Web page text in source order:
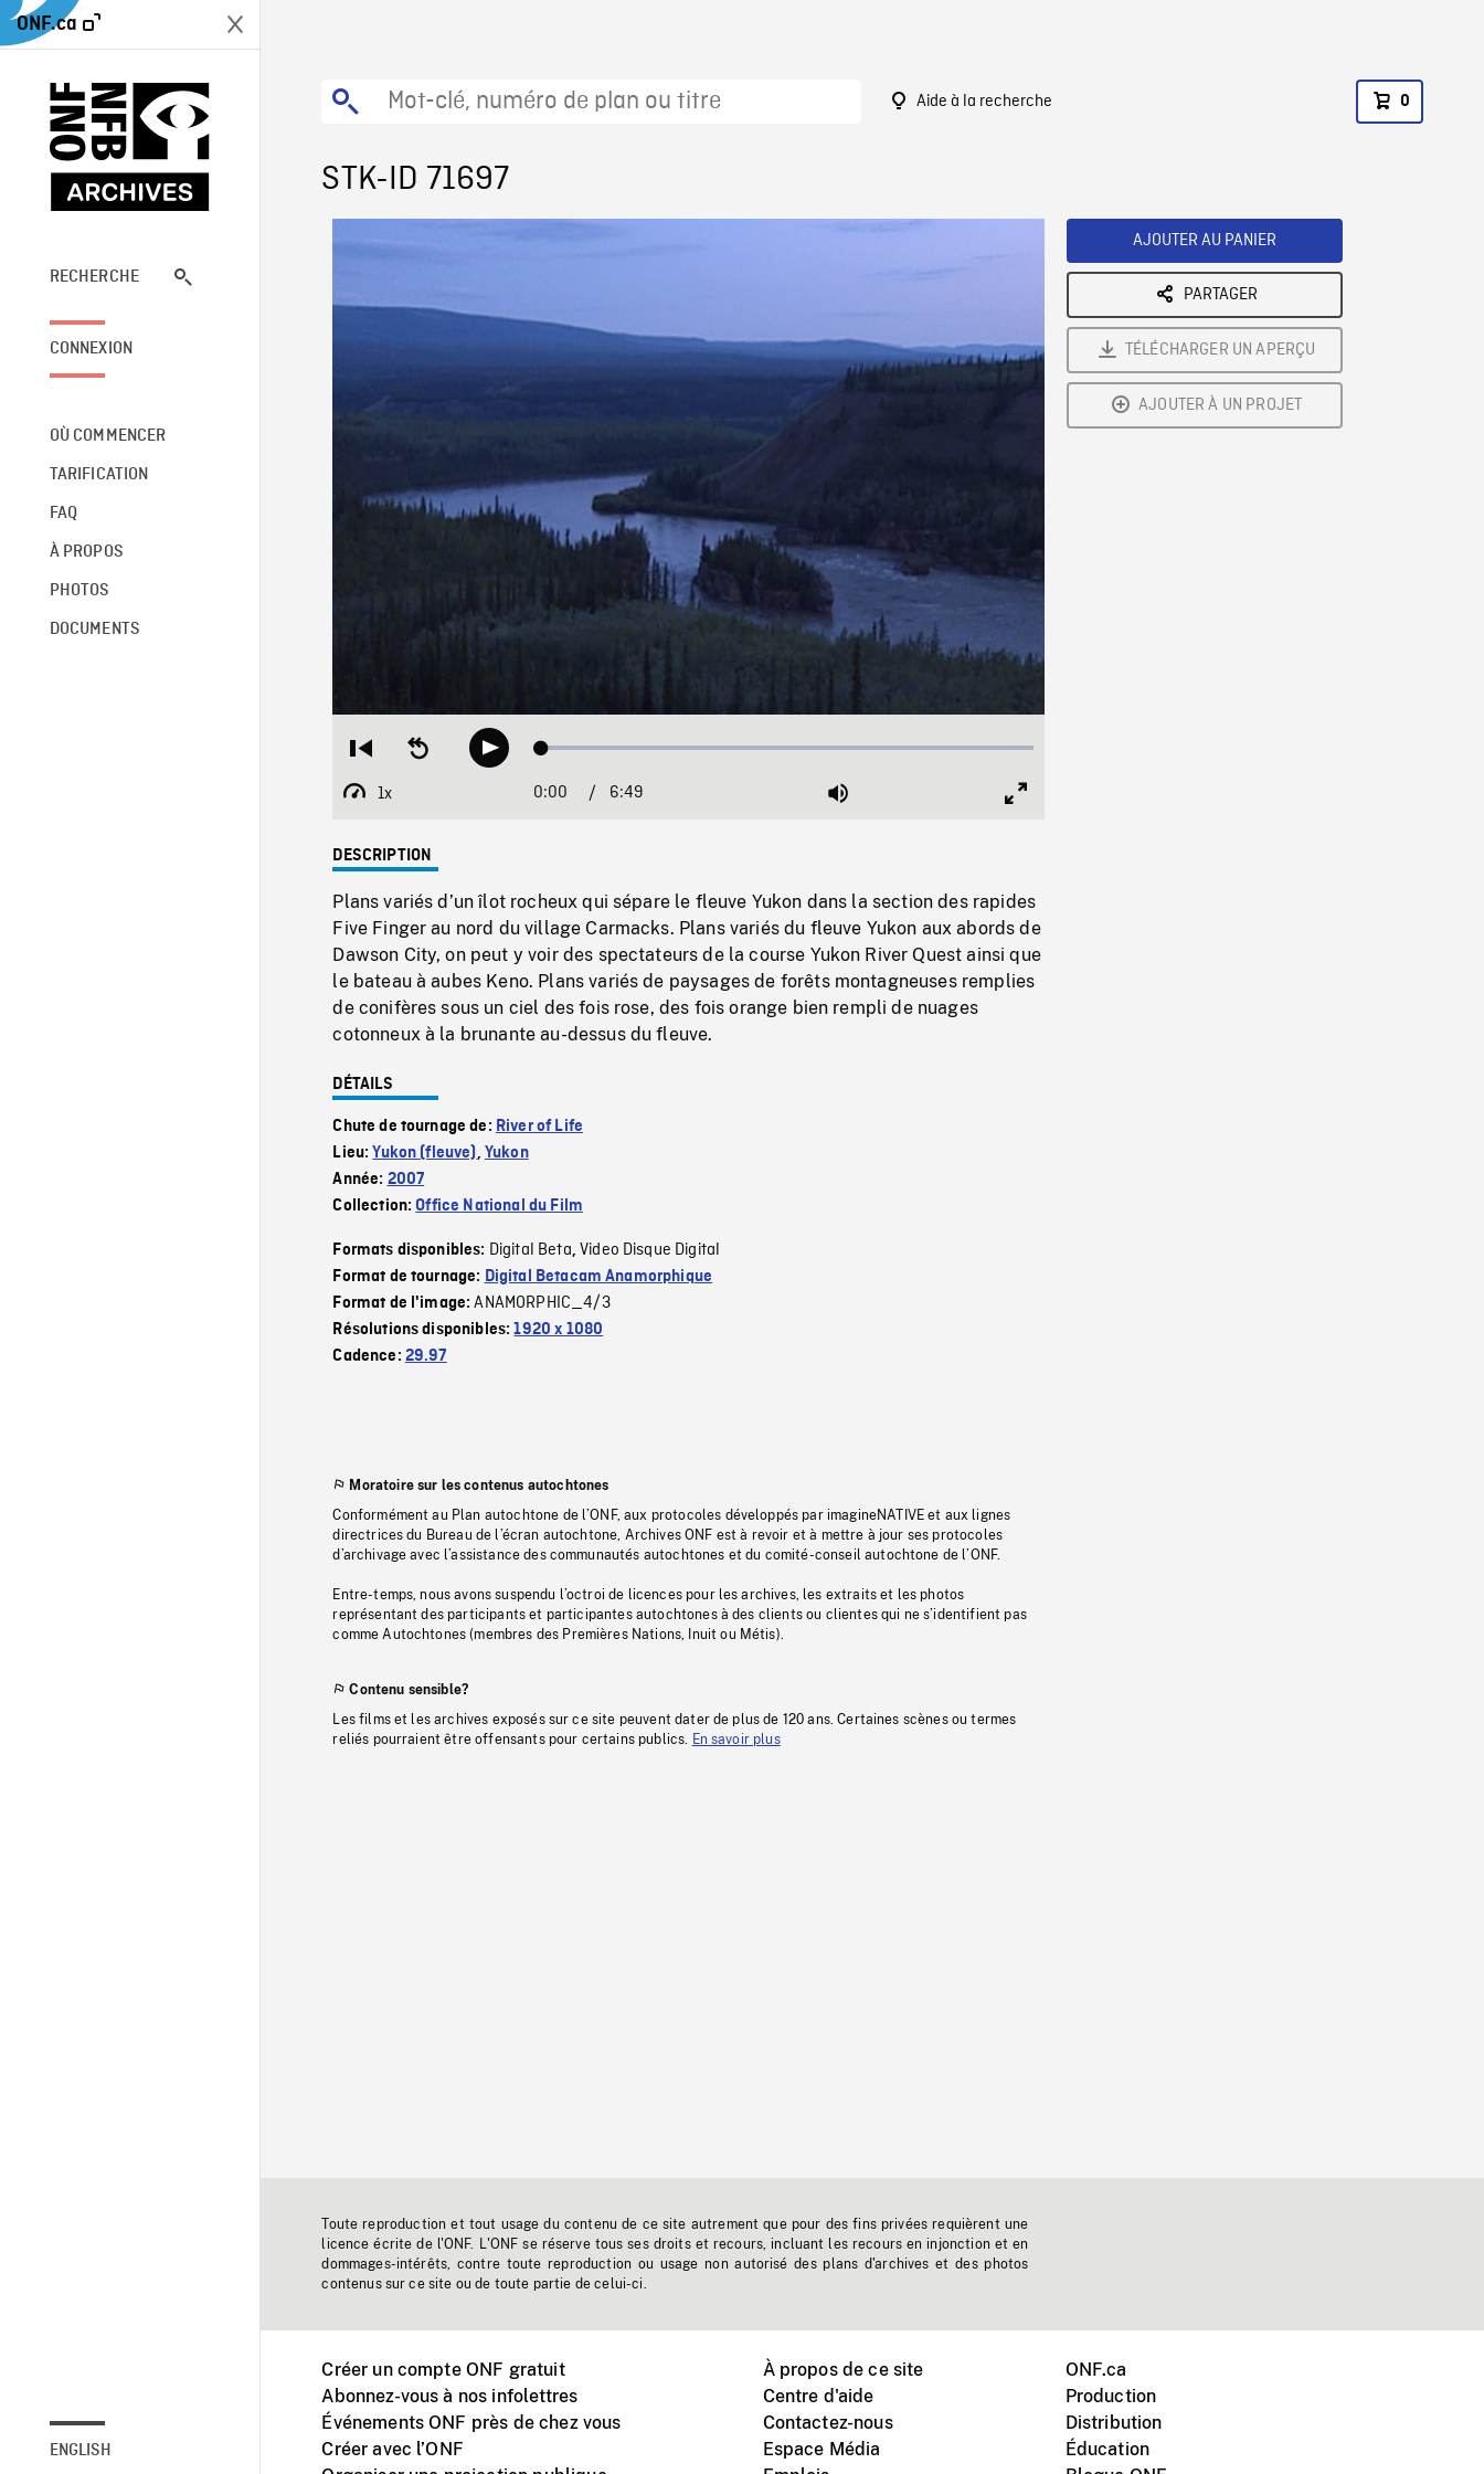
ONF.ca
RECHERCHE
CONNEXION
OÙ COMMENCER
TARIFICATION
FAQ
À PROPOS
PHOTOS
DOCUMENTS
ENGLISH
Aide à la recherche 0
STK-ID 71697
Restart
beginning
Seek
backwardPlay Loaded:
1x
Playback
Current
0:00 / Duration
6:49 Mute
DESCRIPTION
Plans variés d’un îlot rocheux qui sépare le fleuve Yukon dans la section des rapides
Five Finger au nord du village Carmacks. Plans variés du fleuve Yukon aux abords de
Dawson City, on peut y voir des spectateurs de la course Yukon River Quest ainsi que
le bateau à aubes Keno. Plans variés de paysages de forêts montagneuses remplies
de conifères sous un ciel des fois rose, des fois orange bien rempli de nuages
cotonneux à la brunante au-dessus du fleuve.
DÉTAILS
Chute de tournage de: River of Life
Lieu:Yukon (fleuve), Yukon
Année: 2007
Collection:Office National du Film
Formats disponibles: Digital Beta,Video Disque Digital
Format de tournage: Digital Betacam Anamorphique
Format de l'image:ANAMORPHIC_4/3
Résolutions disponibles:1920 x 1080
Cadence: 29.97
Moratoire sur les contenus autochtones
Conformément au Plan autochtone de l’ONF, aux protocoles développés par imagineNATIVE et aux lignes
directrices du Bureau de l’écran autochtone, Archives ONF est à revoir et à mettre à jour ses protocoles
d’archivage avec l’assistance des communautés autochtones et du comité-conseil autochtone de l’ONF.
Entre-temps, nous avons suspendu l’octroi de licences pour les archives, les extraits et les photos
représentant des participants et participantes autochtones à des clients ou clientes qui ne s’identifient pas
comme Autochtones (membres des Premières Nations, Inuit ou Métis).
Contenu sensible?
Les films et les archives exposés sur ce site peuvent dater de plus de 120 ans. Certaines scènes ou termes
reliés pourraient être offensants pour certains publics.
En savoir plus
AJOUTER AU PANIER
PARTAGER
TÉLÉCHARGER UN APERÇU
AJOUTER À UN PROJET
Toute reproduction et tout usage du contenu de ce site autrement que pour des fins privées requièrent une
licence écrite de l'ONF. L'ONF se réserve tous ses droits et recours, incluant les recours en injonction et en
dommages-intérêts, contre toute reproduction ou usage non autorisé des plans d'archives et des photos
contenus sur ce site ou de toute partie de celui-ci.
Créer un compte ONF gratuit
Abonnez-vous à nos infolettres
Événements ONF près de chez vous
Créer avec l’ONF
À propos de ce site
Centre d'aide
Contactez-nous
Espace Média
ONF.ca
Production
Distribution
Éducation